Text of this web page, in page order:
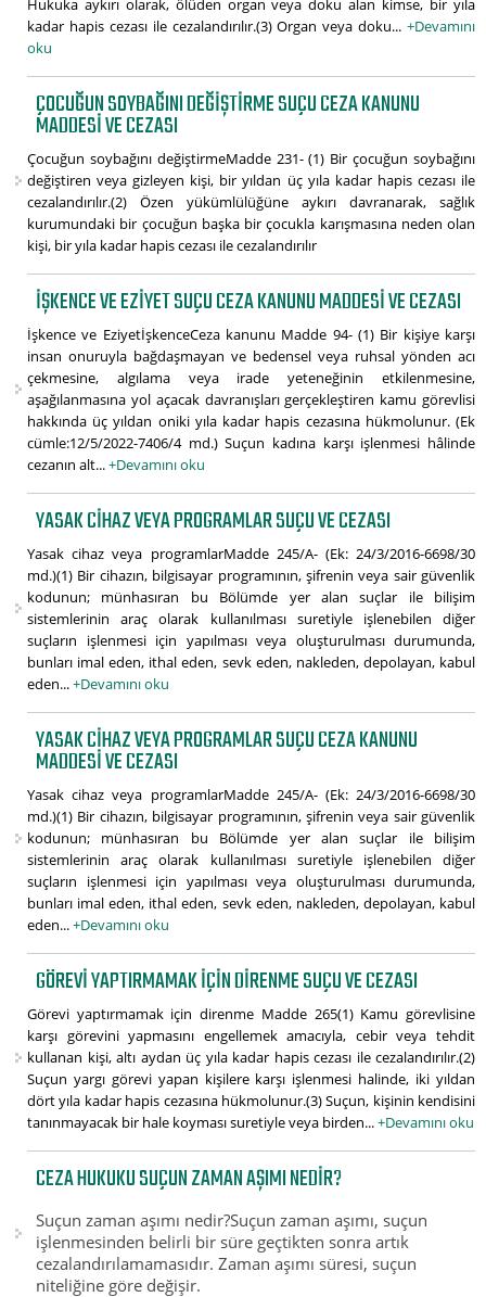
Hukuka aykırı olarak, ölüden organ veya doku alan kimse, bir yıla
kadar hapis cezası ile cezalandırılır.(3) Organ veya doku... +Devamını
oku
ÇOCUĞUN SOYBAĞINI DEĞIŞTIRME SUÇU CEZA KANUNU
MADDESI VE CEZASI
Çocuğun soybağını değiştirmeMadde 231- (1) Bir çocuğun soybağını
değiştiren veya gizleyen kişi, bir yıldan üç yıla kadar hapis cezası ile
cezalandırılır.(2) Özen yükümlülüğüne aykırı davranarak, sağlık
kurumundaki bir çocuğun başka bir çocukla karışmasına neden olan
kişi, bir yıla kadar hapis cezası ile cezalandırılır
İŞKENCE VE EZIYET SUÇU CEZA KANUNU MADDESI VE CEZASI
İşkence ve EziyetİşkenceCeza kanunu Madde 94- (1) Bir kişiye karşı
insan onuruyla bağdaşmayan ve bedensel veya ruhsal yönden acı
çekmesine, algılama veya irade yeteneğinin etkilenmesine,
aşağılanmasına yol açacak davranışları gerçekleştiren kamu görevlisi
hakkında üç yıldan oniki yıla kadar hapis cezasına hükmolunur. (Ek
cümle:12/5/2022-7406/4 md.) Suçun kadına karşı işlenmesi hâlinde
cezanın alt...+Devamını oku
YASAK CIHAZ VEYA PROGRAMLAR SUÇU VE CEZASI
Yasak cihaz veya programlarMadde 245/A- (Ek: 24/3/2016-6698/30
md.)(1) Bir cihazın, bilgisayar programının, şifrenin veya sair güvenlik
kodunun; münhasıran bu Bölümde yer alan suçlar ile bilişim
sistemlerinin araç olarak kullanılması suretiyle işlenebilen diğer
suçların işlenmesi için yapılması veya oluşturulması durumunda,
bunları imal eden, ithal eden, sevk eden, nakleden, depolayan, kabul
eden...+Devamını oku
YASAK CIHAZ VEYA PROGRAMLAR SUÇU CEZA KANUNU
MADDESI VE CEZASI
Yasak cihaz veya programlarMadde 245/A- (Ek: 24/3/2016-6698/30
md.)(1) Bir cihazın, bilgisayar programının, şifrenin veya sair güvenlik
kodunun; münhasıran bu Bölümde yer alan suçlar ile bilişim
sistemlerinin araç olarak kullanılması suretiyle işlenebilen diğer
suçların işlenmesi için yapılması veya oluşturulması durumunda,
bunları imal eden, ithal eden, sevk eden, nakleden, depolayan, kabul
eden...+Devamını oku
GÖREVI YAPTIRMAMAK IÇIN DIRENME SUÇU VE CEZASI
Görevi yaptırmamak için direnme Madde 265(1) Kamu görevlisine
karşı görevini yapmasını engellemek amacıyla, cebir veya tehdit
kullanan kişi, altı aydan üç yıla kadar hapis cezası ile cezalandırılır.(2)
Suçun yargı görevi yapan kişilere karşı işlenmesi halinde, iki yıldan
dört yıla kadar hapis cezasına hükmolunur.(3) Suçun, kişinin kendisini
tanınmayacak bir hale koyması suretiyle veya birden...+Devamını oku
CEZA HUKUKU SUÇUN ZAMAN AŞIMI NEDIR?
Suçun zaman aşımı nedir?Suçun zaman aşımı, suçun
işlenmesinden belirli bir süre geçtikten sonra artık
cezalandırılamamasıdır. Zaman aşımı süresi, suçun
niteliğine göre değişir.